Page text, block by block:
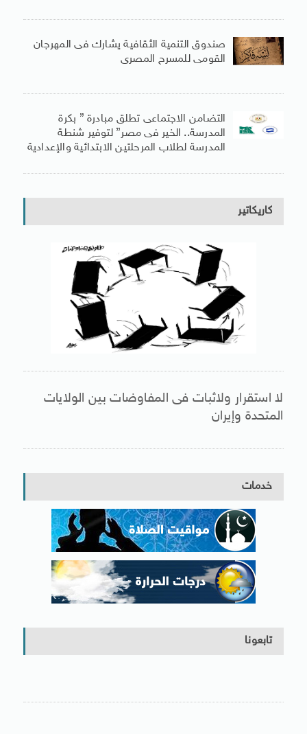
صندوق التنمية الثقافية يشارك فى المهرجان
القومى للمسرح المصرى
التضامن الاجتماعى تطلق مبادرة ” بكرة
المدرسة.. الخير فى مصر” لتوفير شنطة
المدرسة لطلاب المرحلتين الابتدائية والإعدادية
كاريكاتير
لا استقرار ولاثبات فى المفاوضات بين الولايات
المتحدة وإيران
خدمات
تابعونا